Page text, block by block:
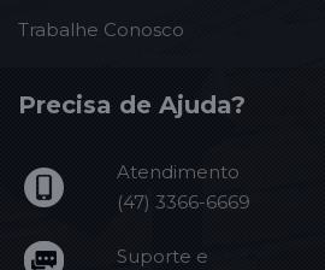
Trabalhe Conosco
Precisa de Ajuda?
Atendimento
(47) 3366-6669
Suporte e